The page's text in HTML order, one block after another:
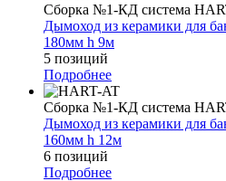
Сборка №1-КД система
Дымоход из керамики для
180мм h 9м
5 позиций
Подробнее
Сборка №1-КД система
Дымоход из керамики для
160мм h 12м
6 позиций
Подробнее